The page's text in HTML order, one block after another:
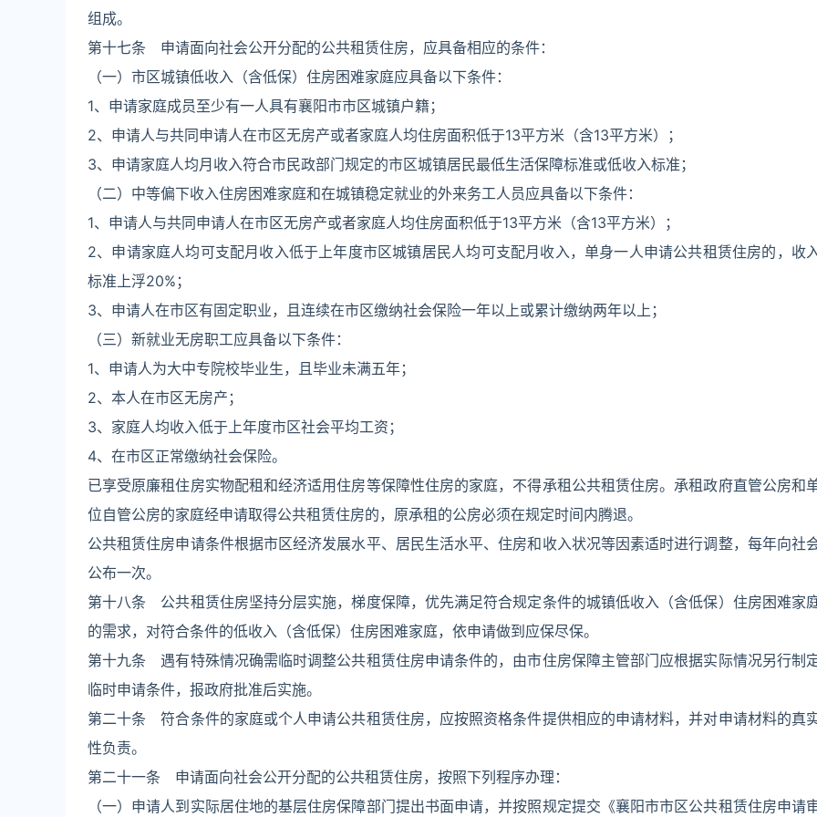
组成。
第十七条 申请面向社会公开分配的公共租赁住房，应具备相应的条件：
（一）市区城镇低收入（含低保）住房困难家庭应具备以下条件：
1、申请家庭成员至少有一人具有襄阳市市区城镇户籍；
2、申请人与共同申请人在市区无房产或者家庭人均住房面积低于13平方米（含13平方米）；
3、申请家庭人均月收入符合市民政部门规定的市区城镇居民最低生活保障标准或低收入标准；
（二）中等偏下收入住房困难家庭和在城镇稳定就业的外来务工人员应具备以下条件：
1、申请人与共同申请人在市区无房产或者家庭人均住房面积低于13平方米（含13平方米）；
2、申请家庭人均可支配月收入低于上年度市区城镇居民人均可支配月收入，单身一人申请公共租赁住房的，收
标准上浮20%；
3、申请人在市区有固定职业，且连续在市区缴纳社会保险一年以上或累计缴纳两年以上；
（三）新就业无房职工应具备以下条件：
1、申请人为大中专院校毕业生，且毕业未满五年；
2、本人在市区无房产；
3、家庭人均收入低于上年度市区社会平均工资；
4、在市区正常缴纳社会保险。
已享受原廉租住房实物配租和经济适用住房等保障性住房的家庭，不得承租公共租赁住房。承租政府直管公房和
位自管公房的家庭经申请取得公共租赁住房的，原承租的公房必须在规定时间内腾退。
公共租赁住房申请条件根据市区经济发展水平、居民生活水平、住房和收入状况等因素适时进行调整，每年向社
公布一次。
第十八条 公共租赁住房坚持分层实施，梯度保障，优先满足符合规定条件的城镇低收入（含低保）住房困难家
的需求，对符合条件的低收入（含低保）住房困难家庭，依申请做到应保尽保。
第十九条 遇有特殊情况确需临时调整公共租赁住房申请条件的，由市住房保障主管部门应根据实际情况另行制
临时申请条件，报政府批准后实施。
第二十条 符合条件的家庭或个人申请公共租赁住房，应按照资格条件提供相应的申请材料，并对申请材料的真
性负责。
第二十一条 申请面向社会公开分配的公共租赁住房，按照下列程序办理：
（一）申请人到实际居住地的基层住房保障部门提出书面申请，并按照规定提交《襄阳市市区公共租赁住房申请